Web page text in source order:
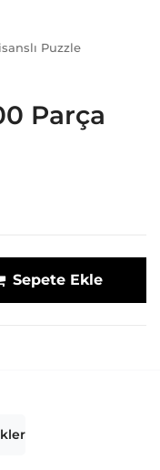
Puzzle
Parça
Sepete Ekle